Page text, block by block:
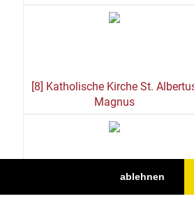
ablehnen
[8] Katholische Kirche St.
Magnus
[9] Der Gasthof Ziedrich